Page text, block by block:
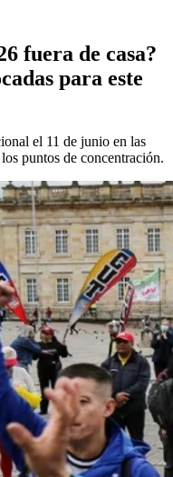
fuera de casa?
para este
el 11 de junio en las
puntos de concentración.